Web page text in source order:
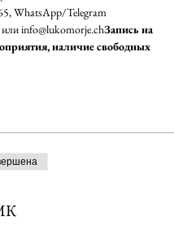
WhatsApp/Telegram
info@lukomorje.chЗапись на
наличие свободных